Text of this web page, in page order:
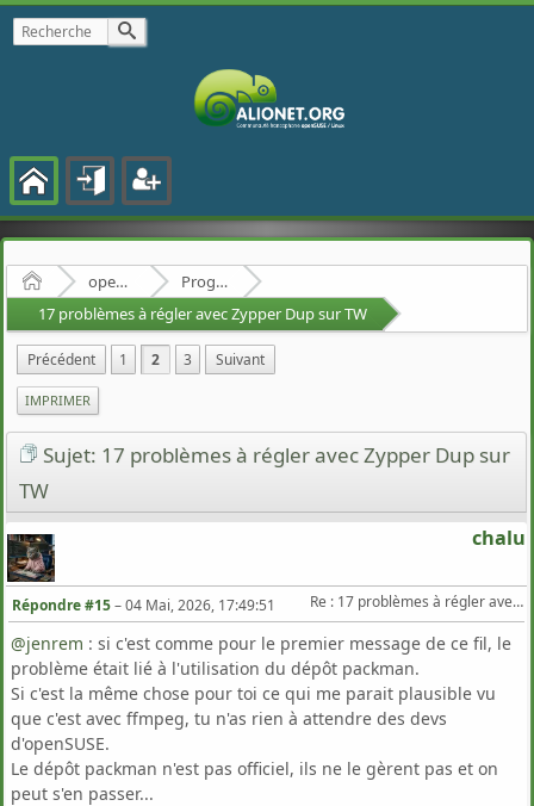
Accueil openSUSE
Programmes et logiciels
17 problèmes à régler avec Zypper Dup sur TW
Précédent 1 2 3 Suivant
IMPRIMER
Sujet: 17 problèmes à régler avec Zypper Dup sur
TW
chalu
Re : 17 problèmes à régler avec Zypper Dup sur TW
Répondre #15–04 Mai, 2026, 17:49:51
@jenrem ‍ : si c'est comme pour le premier message de ce fil, le
problème était lié à l'utilisation du dépôt packman.
Si c'est la même chose pour toi ce qui me parait plausible vu
que c'est avec ffmpeg, tu n'as rien à attendre des devs
d'openSUSE.
Le dépôt packman n'est pas officiel, ils ne le gèrent pas et on
peut s'en passer...